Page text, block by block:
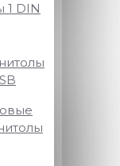
1 DIN